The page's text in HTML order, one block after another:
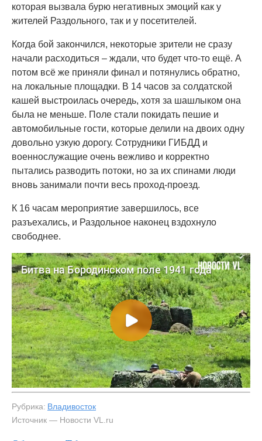
которая вызвала бурю негативных эмоций как у
жителей Раздольного, так и у посетителей.
Когда бой закончился, некоторые зрители не сразу
начали расходиться – ждали, что будет что-то ещё. А
потом всё же приняли финал и потянулись обратно,
на локальные площадки. В 14 часов за солдатской
кашей выстроилась очередь, хотя за шашлыком она
была не меньше. Поле стали покидать пешие и
автомобильные гости, которые делили на двоих одну
довольно узкую дорогу. Сотрудники ГИБДД и
военнослужащие очень вежливо и корректно
пытались разводить потоки, но за их спинами люди
вновь занимали почти весь проход-проезд.
К 16 часам мероприятие завершилось, все
разъехались, и Раздольное наконец вздохнуло
свободнее.
Рубрика: Владивосток
Источник — Новости VL.ru